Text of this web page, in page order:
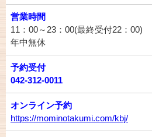
営業時間
11：00～23：00(最終受付22：00)
年中無休
予約受付
042-312-0011
オンライン予約
https://mominotakumi.com/kbj/